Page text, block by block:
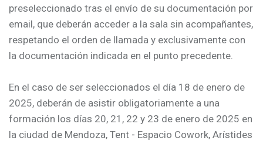
preseleccionado tras el envío de su documentación por
email, que deberán acceder a la sala sin acompañantes,
respetando el orden de llamada y exclusivamente con
la documentación indicada en el punto precedente.
En el caso de ser seleccionados el día 18 de enero de
2025, deberán de asistir obligatoriamente a una
formación los días 20, 21, 22 y 23 de enero de 2025 en
la ciudad de Mendoza, Tent - Espacio Cowork, Arístides